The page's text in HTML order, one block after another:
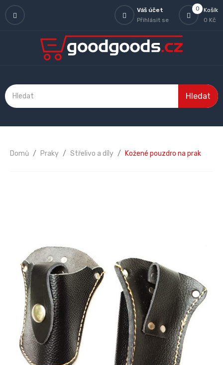
0
Košík
0 Kč
Váš účet
Přihlásit se
Hledat
Domů Praky Střelivo a díly Kožené pouzdro na prak